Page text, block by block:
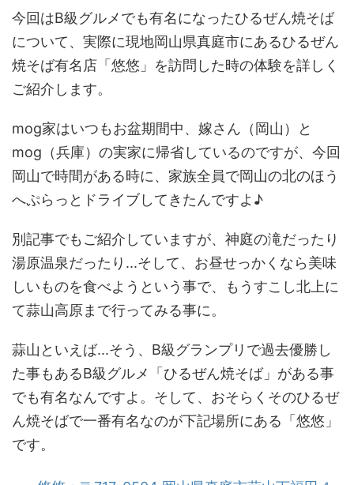
今回はB級グルメでも有名になったひるぜん焼そば
について、実際に現地岡山県真庭市にあるひるぜん
焼そば有名店「悠悠」を訪問した時の体験を詳しく
ご紹介します。
mog家はいつもお盆期間中、嫁さん（岡山）と
mog（兵庫）の実家に帰省しているのですが、今回
岡山で時間がある時に、家族全員で岡山の北のほう
へぷらっとドライブしてきたんですよ♪
別記事でもご紹介していますが、神庭の滝だったり
湯原温泉だったり...そして、お昼せっかくなら美味
しいものを食べようという事で、もうすこし北上に
て蒜山高原まで行ってみる事に。
蒜山といえば...そう、B級グランプリで過去優勝し
た事もあるB級グルメ「ひるぜん焼そば」がある事
でも有名なんですよ。そして、おそらくそのひるぜ
ん焼そばで一番有名なのが下記場所にある「悠悠」
です。